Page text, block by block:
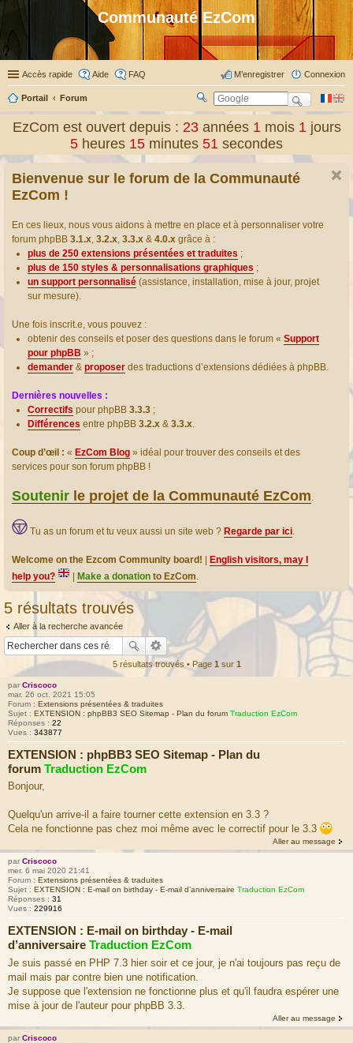
Communauté EzCom
Accès rapide Aide FAQ Connexion
M’enregistrer
Portail Forum
ch
er
EzCom est ouvert depuis : 23 années1 mois1 jours
5 heures 15 minutes 51 secondes
Bienvenue sur le forum de la Communauté
EzCom !
En ces lieux, nous vous aidons à mettre en place et à personnaliser votre
forum phpBB 3.1.x, 3.2.x, 3.3.x & 4.0.x grâce à :
plus de 250 extensions présentées et traduites ;
plus de 150 styles & personnalisations graphiques ;
un support personnalisé (assistance, installation, mise à jour, projet
sur mesure).
Une fois inscrit.e, vous pouvez :
obtenir des conseils et poser des questions dans le forum « Support
pour phpBB » ;
demander & proposer des traductions d’extensions dédiées à phpBB.
Dernières nouvelles :
Correctifs pour phpBB 3.3.3 ;
Différences entre phpBB 3.2.x & 3.3.x.
Coup d’œil : « EzCom Blog » idéal pour trouver des conseils et des
services pour son forum phpBB !
Soutenir le projet de la Communauté EzCom.
Tu as un forum et tu veux aussi un site web ? Regarde par ici.
Welcome on the Ezcom Community board!
English visitors, may I
help you?
Make a donation to EzCom.
5 résultats trouvés
Aller à la recherche avancée
5 résultats trouvés • Page 1 sur 1
par Criscoco
mar. 26 oct. 2021 15:05
Forum : Extensions présentées & traduites
Sujet : EXTENSION : phpBB3 SEO Sitemap - Plan du forum Traduction EzCom
Réponses : 22
Vues : 343877
EXTENSION : phpBB3 SEO Sitemap - Plan du
forum Traduction EzCom
Bonjour,
Quelqu'un arrive-il a faire tourner cette extension en 3.3 ?
Cela ne fonctionne pas chez moi même avec le correctif pour le 3.3
Aller au message
par Criscoco
mer. 6 mai 2020 21:41
Forum : Extensions présentées & traduites
Sujet : EXTENSION : E-mail on birthday - E-mail d’anniversaire Traduction EzCom
Réponses : 31
Vues : 229916
EXTENSION : E-mail on birthday - E-mail
d’anniversaire Traduction EzCom
Je suis passé en PHP 7.3 hier soir et ce jour, je n'ai toujours pas reçu de
mail mais par contre bien une notification.
Je suppose que l'extension ne fonctionne plus et qu'il faudra espérer une
mise à jour de l'auteur pour phpBB 3.3.
Aller au message
par Criscoco